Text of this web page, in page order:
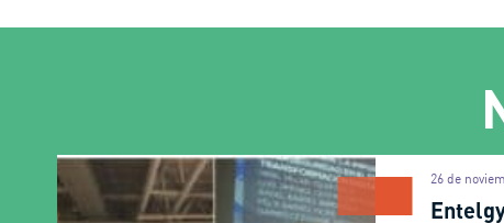
26 de